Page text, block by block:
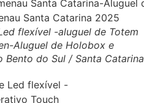
flexível -aluguel de Totem
Aluguel de Holobox e
Bento do Sul / Santa Catarina